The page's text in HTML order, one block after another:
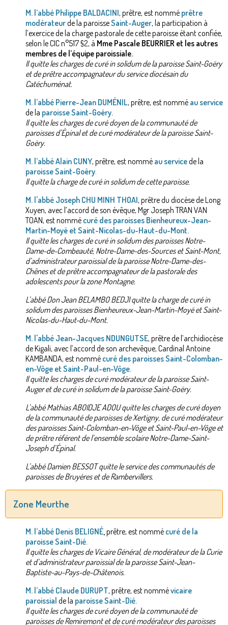
M. l’abbé Philippe BALDACINI, prêtre, est nommé prêtre
modérateurde la paroisseSaint-Auger, la participation à
l’exercice de la charge pastorale de cette paroisse étant confiée,
selon le CIC n°517 §2, à Mme Pascale BEURRIER et les autres
membres de l’équipe paroissiale.
Il quitte les charges de curé in solidum de la paroisse Saint-Goëry
et de prêtre accompagnateur du service diocésain du
Catéchuménat.
M. l’abbé Pierre-Jean DUMÉNIL, prêtre, est nommé au service
de la paroisse Saint-Goëry.
Il quitte les charges de curé doyen de la communauté de
paroisses d’Épinal et de curé modérateur de la paroisse Saint-
Goëry.
M. l’abbé Alain CUNY, prêtre, est nommé au servicede la
paroisse Saint-Goëry
Il quitte la charge de curé in solidum de cette paroisse.
M. l'abbé Joseph CHU MINH THOAI, prêtre du diocèse de Long
Xuyen, avec l’accord de son évêque, Mgr Joseph TRAN VAN
TOAN, est nommé curé des paroisses Bienheureux-Jean-
Martin-Moyë et Saint-Nicolas-du-Haut-du-Mont.
Il quitte les charges de curé in solidum des paroisses Notre-
Dame-de-Combeauté, Notre-Dame-des-Sources et Saint-Mont,
d’administrateur paroissial de la paroisse Notre-Dame-des-
Chênes et de prêtre accompagnateur de la pastorale des
adolescents pour la zone Montagne.
L’abbé Don Jean BELAMBO BEDJI quitte la charge de curé in
solidum des paroisses Bienheureux-Jean-Martin-Moyë et Saint-
Nicolas-du-Haut-du-Mont.
M. l'abbé Jean-Jacques NDUNGUTSE, prêtre de l’archidiocèse
de Kigali, avec l’accord de son archevêque, Cardinal Antoine
KAMBANDA, est nommé curé des paroisses Saint-Colomban-
en-Vôge et Saint-Paul-en-Vôge.
Il quitte les charges de curé modérateur de la paroisse Saint-
Auger et de curé in solidum de la paroisse Saint-Goëry.
L’abbé Mathias ABOIDJE ADOU quitte les charges de curé doyen
de la communauté de paroisses de Xertigny, de curé modérateur
des paroisses Saint-Colomban-en-Vôge et Saint-Paul-en-Vôge et
de prêtre référent de l’ensemble scolaire Notre-Dame-Saint-
Joseph d’Épinal.
L’abbé Damien BESSOT quitte le service des communautés de
paroisses de Bruyères et de Rambervillers.
Zone Meurthe
M. l’abbé Denis BELIGNÉ prêtre, est nommé curé de la
paroisse Saint-Dié.
Il quitte les charges de Vicaire Général, de modérateur de la Curie
et d’administrateur paroissial de la paroisse Saint-Jean-
Baptiste-au-Pays-de-Châtenois.
M. l’abbé Claude DURUPT, prêtre, est nommévicaire
paroissial de la paroisse Saint-Dié.
Il quitte les charges de curé doyen de la communauté de
paroisses de Remiremont et de curé modérateur des paroisses